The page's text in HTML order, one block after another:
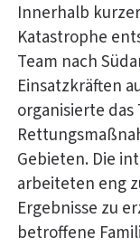
Innerhalb
Katastrophe
Team nach
Einsatzkräften
organisierte das
Gebieten. Die
arbeiteten eng
Ergebnisse zu
betroffene